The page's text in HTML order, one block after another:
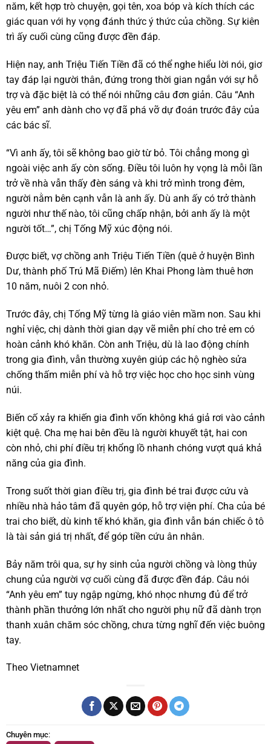
năm, kết hợp trò chuyện, gọi tên, xoa bóp và kích thích các
giác quan với hy vọng đánh thức ý thức của chồng. Sự kiên
trì ấy cuối cùng cũng được đền đáp.
Hiện nay, anh Triệu Tiến Tiền đã có thể nghe hiểu lời nói, giơ
tay đáp lại người thân, đứng trong thời gian ngắn với sự hỗ
trợ và đặc biệt là có thể nói những câu đơn giản. Câu “Anh
yêu em” anh dành cho vợ đã phá vỡ dự đoán trước đây của
các bác sĩ.
“Vì anh ấy, tôi sẽ không bao giờ từ bỏ. Tôi chẳng mong gì
ngoài việc anh ấy còn sống. Điều tôi luôn hy vọng là mỗi lần
trở về nhà vẫn thấy đèn sáng và khi trở mình trong đêm,
người nằm bên cạnh vẫn là anh ấy. Dù anh ấy có trở thành
người như thế nào, tôi cũng chấp nhận, bởi anh ấy là một
người tốt…”, chị Tống Mỹ xúc động nói.
Được biết, vợ chồng anh Triệu Tiến Tiền (quê ở huyện Bình
Dư, thành phố Trú Mã Điếm) lên Khai Phong làm thuê hơn
10 năm, nuôi 2 con nhỏ.
Trước đây, chị Tống Mỹ từng là giáo viên mầm non. Sau khi
nghỉ việc, chị dành thời gian dạy vẽ miễn phí cho trẻ em có
hoàn cảnh khó khăn. Còn anh Triệu, dù là lao động chính
trong gia đình, vẫn thường xuyên giúp các hộ nghèo sửa
chống thấm miễn phí và hỗ trợ việc học cho học sinh vùng
núi.
Biến cố xảy ra khiến gia đình vốn không khá giả rơi vào cảnh
kiệt quệ. Cha mẹ hai bên đều là người khuyết tật, hai con
còn nhỏ, chi phí điều trị khổng lồ nhanh chóng vượt quá khả
năng của gia đình.
Trong suốt thời gian điều trị, gia đình bé trai được cứu và
nhiều nhà hảo tâm đã quyên góp, hỗ trợ viện phí. Cha của bé
trai cho biết, dù kinh tế khó khăn, gia đình vẫn bán chiếc ô tô
là tài sản giá trị nhất, để góp tiền cứu ân nhân.
Bảy năm trôi qua, sự hy sinh của người chồng và lòng thủy
chung của người vợ cuối cùng đã được đền đáp. Câu nói
“Anh yêu em” tuy ngập ngừng, khó nhọc nhưng đủ để trở
thành phần thưởng lớn nhất cho người phụ nữ đã dành trọn
thanh xuân chăm sóc chồng, chưa từng nghĩ đến việc buông
tay.
Theo Vietnamnet
Chuyên mục: